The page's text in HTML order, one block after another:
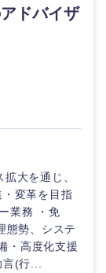
ドバイザ
大を通じ、
変革を目指
業務 ・免
態勢、システ
・高度化支援
(行...